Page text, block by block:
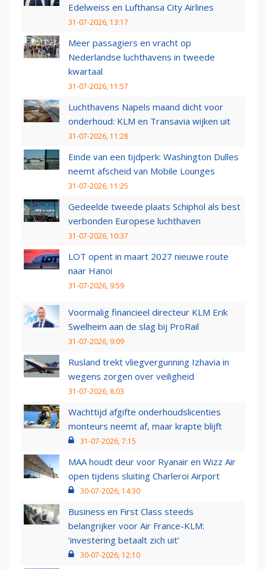
Edelweiss en Lufthansa City Airlines
31-07-2026, 13:17
Meer passagiers en vracht op
Nederlandse luchthavens in tweede
kwartaal
31-07-2026, 11:57
Luchthavens Napels maand dicht voor
onderhoud: KLM en Transavia wijken uit
31-07-2026, 11:28
Einde van een tijdperk: Washington Dulles
neemt afscheid van Mobile Lounges
31-07-2026, 11:25
Gedeelde tweede plaats Schiphol als best
verbonden Europese luchthaven
31-07-2026, 10:37
LOT opent in maart 2027 nieuwe route
naar Hanoi
31-07-2026, 9:59
Voormalig financieel directeur KLM Erik
Swelheim aan de slag bij ProRail
31-07-2026, 9:09
Rusland trekt vliegvergunning Izhavia in
wegens zorgen over veiligheid
31-07-2026, 8:03
Wachttijd afgifte onderhoudslicenties
monteurs neemt af, maar krapte blijft
31-07-2026, 7:15
MAA houdt deur voor Ryanair en Wizz Air
open tijdens sluiting Charleroi Airport
30-07-2026, 14:30
Business en First Class steeds
belangrijker voor Air France-KLM:
‘investering betaalt zich uit’
30-07-2026, 12:10